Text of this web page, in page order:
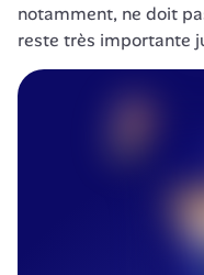
notamment, ne doit
reste très importante